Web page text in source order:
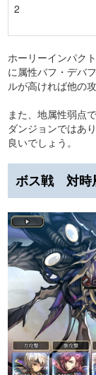
2
ホーリーインパク
に属性バフ・デバ
ルが高ければ他の
また、地属性弱点
ダンジョンではあ
良いでしょう。
ボス戦 対時